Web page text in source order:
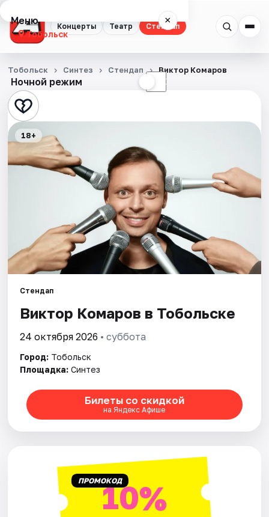
Концерты Театр Стендап
Меню ×
Тобольск
Концерты
Театр
Стендап
События
Артисты
Рейтинги
Ночной режим ☾
Тобольск Синтез Стендап Виктор Комаров
18+
Стендап
Виктор Комаров в Тобольске
24 октября 2026 • суббота
Город: Тобольск
Площадка: Синтез
Билеты со скидкой
на Яндекс Афише
ПРОМОКОД10%